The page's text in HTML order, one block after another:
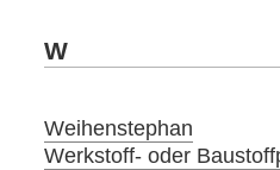
W
Weihenstephan
Werkstoff- oder